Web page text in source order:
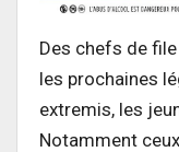
Des chefs de
les prochaines
extremis, les
Notamment